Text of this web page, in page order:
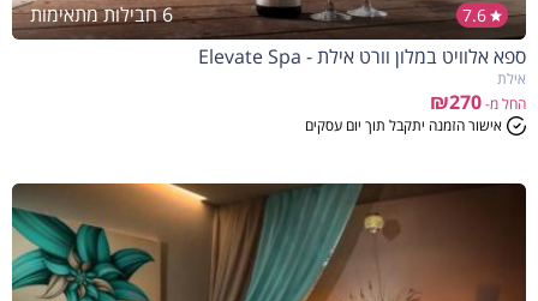
7.6
6 חבילות מתאימות
ספא אלוויט במלון וורט אילת - Elevate Spa
אילת
החל מ-₪270
אישור הזמנה יתקבל תוך יום עסקים